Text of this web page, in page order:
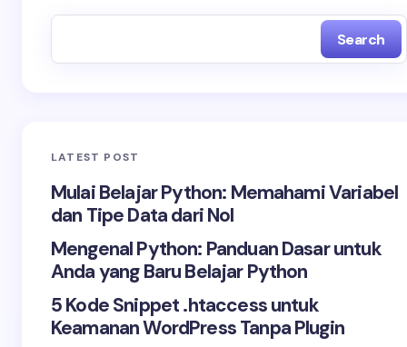
Search
LATEST POST
Mulai Belajar Python: Memahami Variabel
dan Tipe Data dari Nol
Mengenal Python: Panduan Dasar untuk
Anda yang Baru Belajar Python
5 Kode Snippet .htaccess untuk
Keamanan WordPress Tanpa Plugin